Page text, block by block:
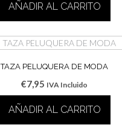
AÑADIR AL CARRITO
TAZA PELUQUERA DE MODA
€7,95 IVA Incluido
AÑADIR AL CARRITO